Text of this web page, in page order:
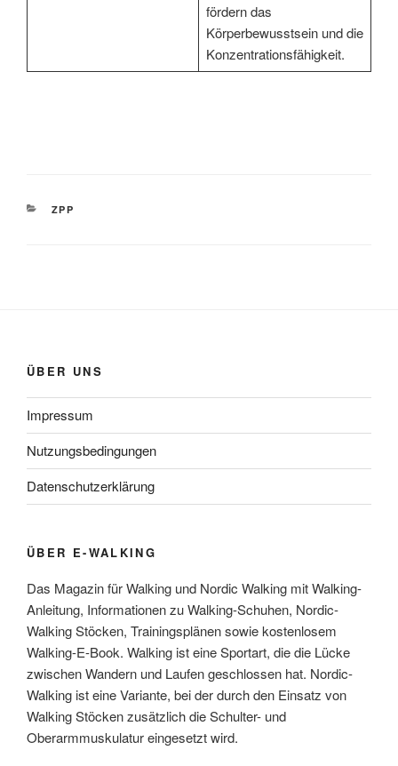
fördern das
Körperbewusstsein und die
Konzentrationsfähigkeit.
KATEGORIEN
ZPP
ÜBER UNS
Impressum
Nutzungsbedingungen
Datenschutzerklärung
ÜBER E-WALKING
Das Magazin für Walking und Nordic Walking mit Walking-
Anleitung, Informationen zu Walking-Schuhen, Nordic-
Walking Stöcken, Trainingsplänen sowie kostenlosem
Walking-E-Book. Walking ist eine Sportart, die die Lücke
zwischen Wandern und Laufen geschlossen hat. Nordic-
Walking ist eine Variante, bei der durch den Einsatz von
Walking Stöcken zusätzlich die Schulter- und
Oberarmmuskulatur eingesetzt wird.